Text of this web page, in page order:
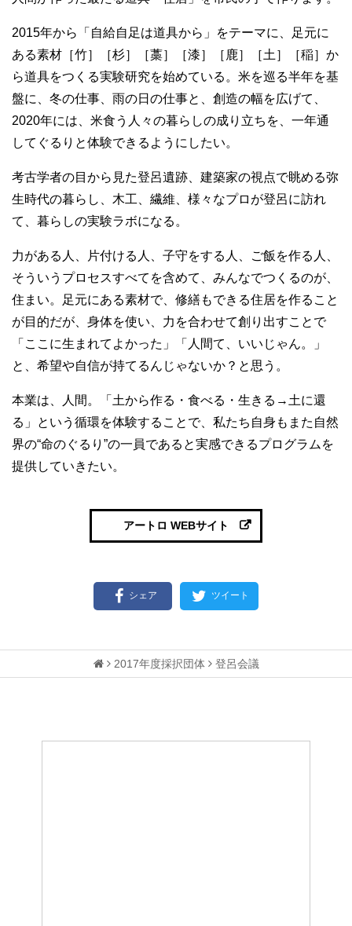
2015年から「自給自足は道具から」をテーマに、足元に
ある素材［竹］［杉］［藁］［漆］［鹿］［土］［稲］か
ら道具をつくる実験研究を始めている。米を巡る半年を基
盤に、冬の仕事、雨の日の仕事と、創造の幅を広げて、
2020年には、米食う人々の暮らしの成り立ちを、一年通
してぐるりと体験できるようにしたい。
考古学者の目から見た登呂遺跡、建築家の視点で眺める弥
生時代の暮らし、木工、繊維、様々なプロが登呂に訪れ
て、暮らしの実験ラボになる。
力がある人、片付ける人、子守をする人、ご飯を作る人、
そういうプロセスすべてを含めて、みんなでつくるのが、
住まい。足元にある素材で、修繕もできる住居を作ること
が目的だが、身体を使い、力を合わせて創り出すことで
「ここに生まれてよかった」「人間て、いいじゃん。」
と、希望や自信が持てるんじゃないか？と思う。
本業は、人間。「土から作る・食べる・生きる→土に還
る」という循環を体験することで、私たち自身もまた自然
界の“命のぐるり”の一員であると実感できるプログラムを
提供していきたい。
アートロ WEBサイト
シェア ツイート
2017年度採択団体 登呂会議